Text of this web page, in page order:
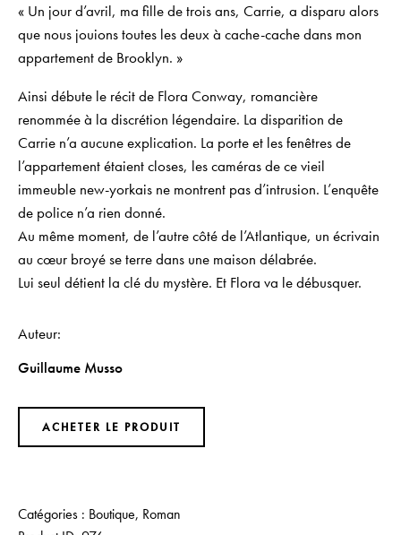
« Un jour d’avril, ma fille de trois ans, Carrie, a disparu alors
que nous jouions toutes les deux à cache-cache dans mon
appartement de Brooklyn. »
Ainsi débute le récit de Flora Conway, romancière
renommée à la discrétion légendaire. La disparition de
Carrie n’a aucune explication. La porte et les fenêtres de
l’appartement étaient closes, les caméras de ce vieil
immeuble new-yorkais ne montrent pas d’intrusion. L’enquête
de police n’a rien donné.
Au même moment, de l’autre côté de l’Atlantique, un écrivain
au cœur broyé se terre dans une maison délabrée.
Lui seul détient la clé du mystère. Et Flora va le débusquer.
Auteur
Guillaume Musso
ACHETER LE PRODUIT
Catégories : Boutique, Roman